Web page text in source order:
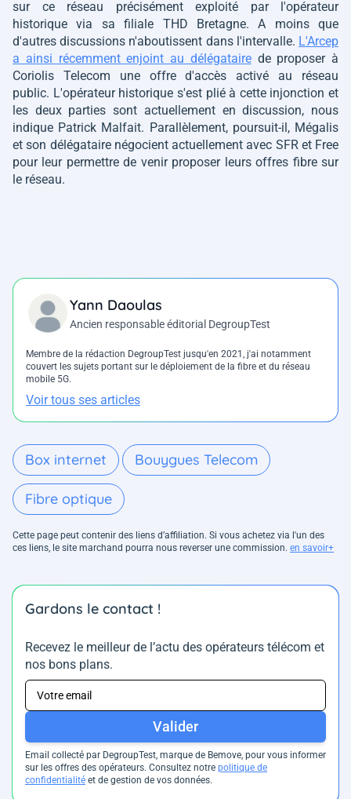
sur ce réseau précisément exploité par l'opérateur
historique via sa filiale THD Bretagne. A moins que
d'autres discussions n'aboutissent dans l'intervalle. L'Arcep
a ainsi récemment enjoint au délégatairede proposer à
Coriolis Telecom une offre d'accès activé au réseau
public. L'opérateur historique s'est plié à cette injonction et
les deux parties sont actuellement en discussion, nous
indique Patrick Malfait. Parallèlement, poursuit-il, Mégalis
et son délégataire négocient actuellement avec SFR et Free
pour leur permettre de venir proposer leurs offres fibre sur
le réseau.
Yann Daoulas
Ancien responsable éditorial DegroupTest
Membre de la rédaction DegroupTest jusqu'en 2021, j'ai notamment
couvert les sujets portant sur le déploiement de la fibre et du réseau
mobile 5G.
Voir tous ses articles
Box internet Bouygues Telecom
Fibre optique
Cette page peut contenir des liens d’affiliation. Si vous achetez via l'un des
ces liens, le site marchand pourra nous reverser une commission. en savoir+
Gardons le contact !
Recevez le meilleur de l’actu des opérateurs télécom et
nos bons plans.
Valider
Email collecté par DegroupTest, marque de Bemove, pour vous informer
sur les offres des opérateurs. Consultez notre politique de
confidentialité et de gestion de vos données.